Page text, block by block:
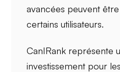
avancées peuvent
certains utilisateurs.
CanIRank représente
investissement pour les